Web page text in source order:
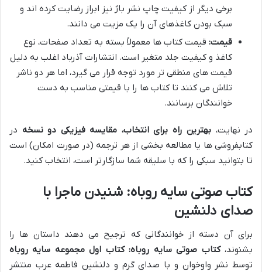
برخی دیگر از کیفیت چاپ نشر باژ نیز ابراز رضایت کرده اند و
سبک بودن کاغذهای آن را یک مزیت می دانند.
قیمت: قیمت کتاب ها معمولاً بسته به تعداد صفحات، نوع
کاغذ و کیفیت جلد متغیر است. انتشارات آذرباد اغلب به دلیل
قیمت های منطقی تر مورد توجه قرار می گیرد، اما هر دو ناشر
تلاش می کنند تا کتاب ها را با قیمتی مناسب به دست
خوانندگان برسانند.
در نهایت، بهترین راه برای انتخاب، مقایسه فیزیکی دو نسخه در
کتابفروشی ها یا مطالعه بخشی از هر ترجمه (در صورت امکان) است
تا بتوانید سبکی را که با سلیقه شما سازگارتر است، انتخاب کنید.
کتاب صوتی سایه روباه: شنیدن ماجرا با
صدای دلنشین
برای آن دسته از خوانندگانی که ترجیح می دهند داستان ها را
بشنوند،کتاب صوتی سایه روباه: کتاب اول مجموعه سایه روباه
توسط نشر واوخوان و با صدای گرم و دلنشین فاطمه عرب منتشر